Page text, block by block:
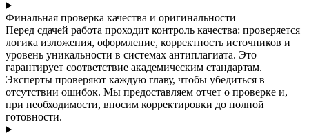
Финальная проверка качества и оригинальности
Перед сдачей работа проходит контроль качества: проверяется
логика изложения, оформление, корректность источников и
уровень уникальности в системах антиплагиата. Это
гарантирует соответствие академическим стандартам.
Эксперты проверяют каждую главу, чтобы убедиться в
отсутствии ошибок. Мы предоставляем отчет о проверке и,
при необходимости, вносим корректировки до полной
готовности.